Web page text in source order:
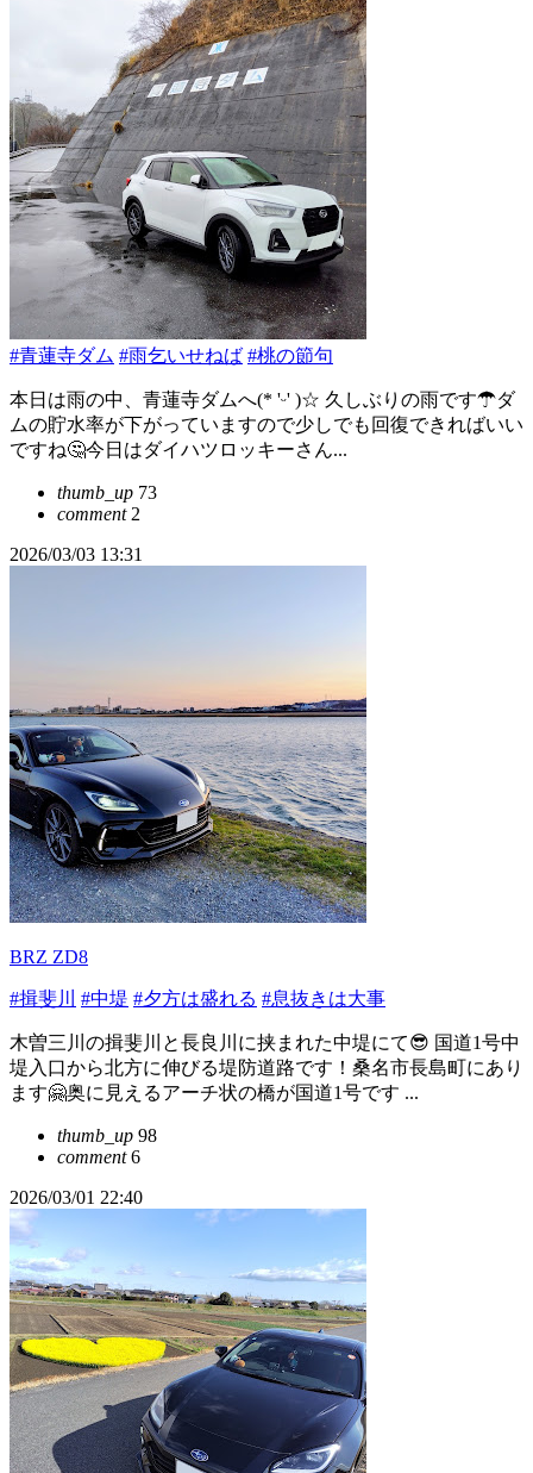
#青蓮寺ダム #雨乞いせねば #桃の節句
本日は雨の中、青蓮寺ダムへ(* 'ᵕ' )☆ 久しぶりの雨です☂ダ
ムの貯水率が下がっていますので少しでも回復できればいい
ですね🤔今日はダイハツロッキーさん...
thumb_up 73
comment2
2026/03/03 13:31
BRZ ZD8
#揖斐川 #中堤 #夕方は盛れる #息抜きは大事
木曽三川の揖斐川と長良川に挟まれた中堤にて😎 国道1号中
堤入口から北方に伸びる堤防道路です！桑名市長島町にあり
ます🤗奥に見えるアーチ状の橋が国道1号です ...
thumb_up 98
comment6
2026/03/01 22:40